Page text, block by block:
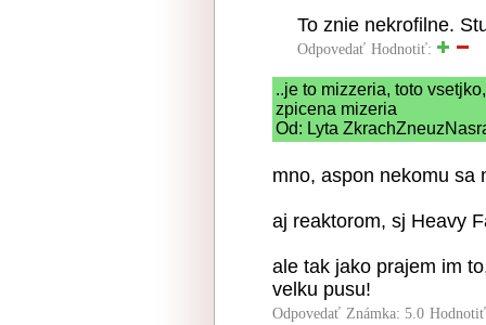
To znie nekrofilne.
Odpovedať Hodnotiť:
..je to mizzeria, toto
zpicena mizeria
Od: Lyta
mno, aspon nekomu sa
aj reaktorom, sj Heavy
ale tak jako prajem im
velku pusu!
Odpovedať Známka: 5.0